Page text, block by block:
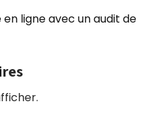
ligne avec un audit de